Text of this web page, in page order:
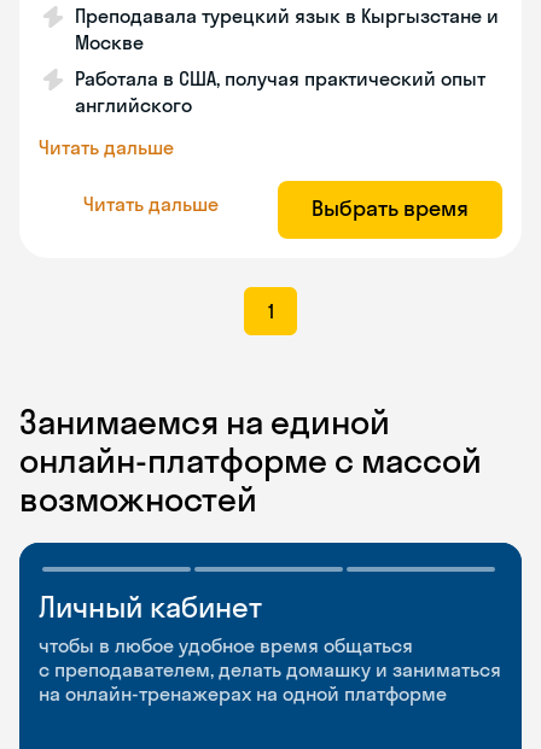
Преподавала турецкий язык в Кыргызстане и
Москве
Работала в США, получая практический опыт
английского
Читать дальше
Читать дальше Выбрать время
1
Занимаемся на единой
онлайн-платформе с массой
возможностей
Личный кабинет
чтобы в любое удобное время общаться
с преподавателем, делать домашку и заниматься
на онлайн-тренажерах на одной платформе
Мобильное
приложение
чтобы заниматься и изучать новые слова где
и когда удобно
Разговорные клубы
и Talks
Групповые занятия для разговорной практики
и индивидуальные встречи с преподавателями